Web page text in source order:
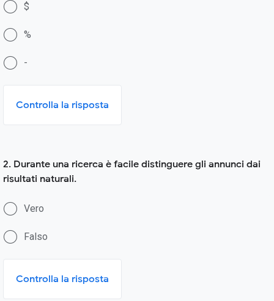
$
%
-
Controlla la risposta
2. Durante una ricerca è facile distinguere gli annunci dai
risultati naturali.
Vero
Falso
Controlla la risposta